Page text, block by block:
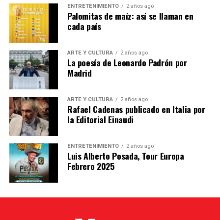
escritura y la manera de entender la
poesía que signa el trabajo del autor caraqueño.
Las entradas están agotadas.
Se puede seguir en :
Presentación del libro «La difícil belleza de las
esquinas», de Leonardo Padrón
Emisión en directo | Instituto Cervantes
Nota
Post Views: 1.179
ENTRETENIMIENTO 2 años ago
Palomitas de maíz: así se llaman en
cada país
ARTE Y CULTURA 2 años ago
La poesía de Leonardo Padrón por
Madrid
ARTE Y CULTURA 2 años ago
Rafael Cadenas publicado en Italia por
la Editorial Einaudi
ENTRETENIMIENTO 2 años ago
Luis Alberto Posada, Tour Europa
Febrero 2025